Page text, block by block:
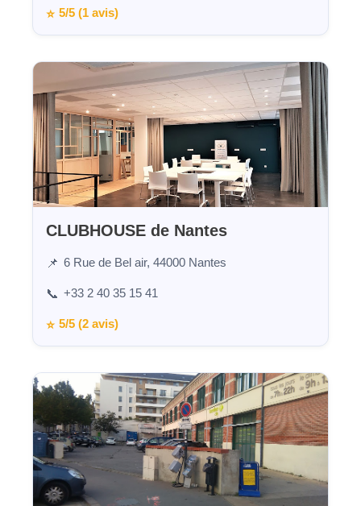
⭐ 5/5 (1 avis)
CLUBHOUSE de Nantes
📌 6 Rue de Bel air, 44000 Nantes
📞 +33 2 40 35 15 41
⭐ 5/5 (2 avis)